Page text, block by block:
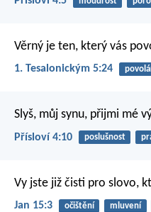
Věrný je ten, který vás
1. Tesalonickým 5:24
Slyš, můj synu, přijmi mé
Přísloví 4:10 poslušnost
Vy jste již čisti pro slovo,
Jan 15:3 očištění mluvení